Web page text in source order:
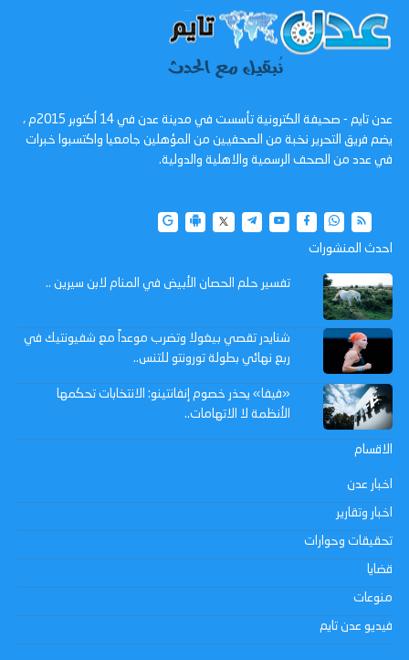
عدن تايم - صحيفة الكترونية تأسست في مدينة عدن في 14 أكتوبر 2015م ،
يضم فريق التحرير نخبة من الصحفيين من المؤهلين جامعيا واكتسبوا خبرات
في عدد من الصحف الرسمية والاهلية والدولية.
احدث المنشورات
تفسير حلم الحصان الأبيض في المنام لابن سيرين ..
شنايدر تقصي بيغولا وتضرب موعداً مع شفيونتيك في
ربع نهائي بطولة تورونتو للتنس..
«فيفا» يحذر خصوم إنفانتينو: الانتخابات تحكمها
الأنظمة لا الاتهامات..
الاقسام
اخبار عدن
اخبار وتقارير
تحقيقات وحوارات
قضايا
منوعات
فيديو عدن تايم